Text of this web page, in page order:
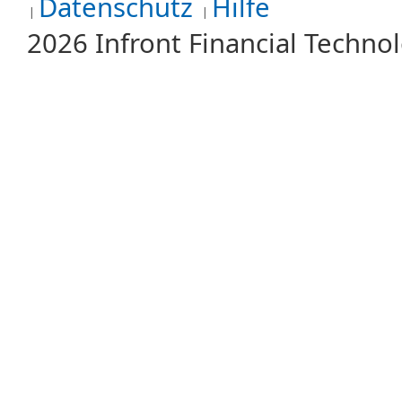
2026 Infront Financial